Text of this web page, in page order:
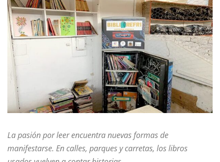
La pasión por leer encuentra nuevas formas de
manifestarse. En calles, parques y carretas, los libros